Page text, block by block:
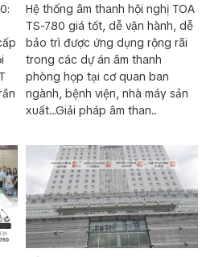
hỗ trợ tối đa 24 máy và không có
thanh – Feedback Suppressor
ghi âm cuộc họp).
thống âm thanh hội thảo
được ghi và phát lại từ thẻ
thiết bị trung tâm có sẵn bộ ghi
– FEEDBACK SUPPRESSOR
âm thanh của thiết bị ngăn chặn
Hệ thống âm thanh hội nghị TOA
TS-780 giá tốt, dễ vận hành, dễ
bảo trì được ứng dụng rộng rãi
trong các dự án âm thanh
phòng họp tại cơ quan ban
ngành, bệnh viện, nhà máy sản
xuất....Giải pháp âm than...